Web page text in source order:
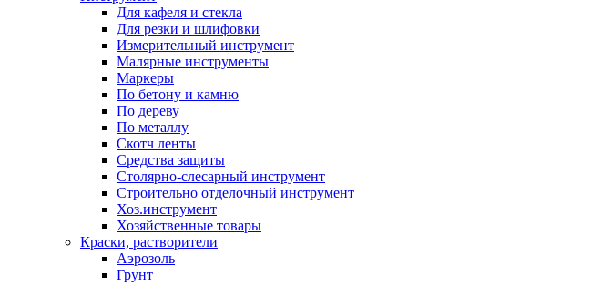
Для кафеля и стекла
Для резки и шлифовки
Измерительный инструмент
Малярные инструменты
Маркеры
По бетону и камню
По дереву
По металлу
Скотч ленты
Средства защиты
Столярно-слесарный инструмент
Строительно отделочный инструмент
Хоз.инструмент
Хозяйственные товары
Краски, растворители
Аэрозоль
Грунт